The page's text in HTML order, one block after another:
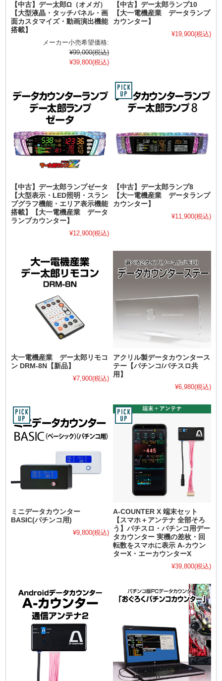
【中古】デー太郎Ω（オメガ）
【大型液晶・タッチパネル・画
面カスタマイズ・動画演出機能
搭載】
メーカー小売希望価格:
¥99,000(税込)
¥39,800(税込)
【中古】デー太郎ランプ10
【大一電機産業 データランプ
カウンター】
¥19,900(税込)
【中古】デー太郎ランプゼータ
【大型表示・LED照明・スラン
プグラフ機能・エリア表示機能
搭載】【大一電機産業 データ
ランプカウンター】
¥12,900(税込)
【中古】デー太郎ランプ8
【大一電機産業 データランプ
カウンター】
¥11,900(税込)
大一電機産業 デー太郎リモコ
ン DRM-8N【新品】
¥7,900(税込)
アクリル製データカウンタース
テー【パチンコ/パチスロ共
用】
¥6,980(税込)
ミニデータカウンター
BASIC(パチンコ用)
¥9,800(税込)
A-COUNTER X 端末セット
【スマホ＋アンテナ 全部そろ
う】パチスロ・パチンコ用デー
タカウンター 実機の差枚・回
転数をスマホに表示 A-カウン
ターX・エーカウンターX
¥39,800(税込)